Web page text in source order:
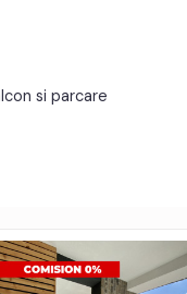
si parcare